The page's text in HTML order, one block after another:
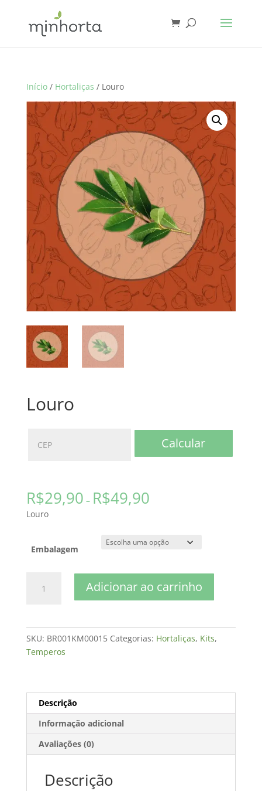
Início/ Hortaliças / Louro
Louro
Calcular
R$29,90 – R$49,90
Louro
Embalagem
quantidade
Adicionar ao carrinho
SKU: BR001KM00015 Categorias: Hortaliças, Kits,
Temperos
Descrição
Informação adicional
Avaliações (0)
Descrição